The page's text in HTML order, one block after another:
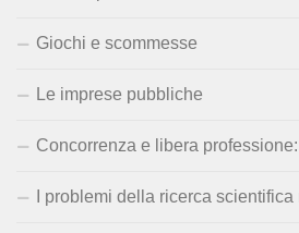
Giochi e scommesse
Le imprese pubbliche
Concorrenza e libera professione:
I problemi della ricerca